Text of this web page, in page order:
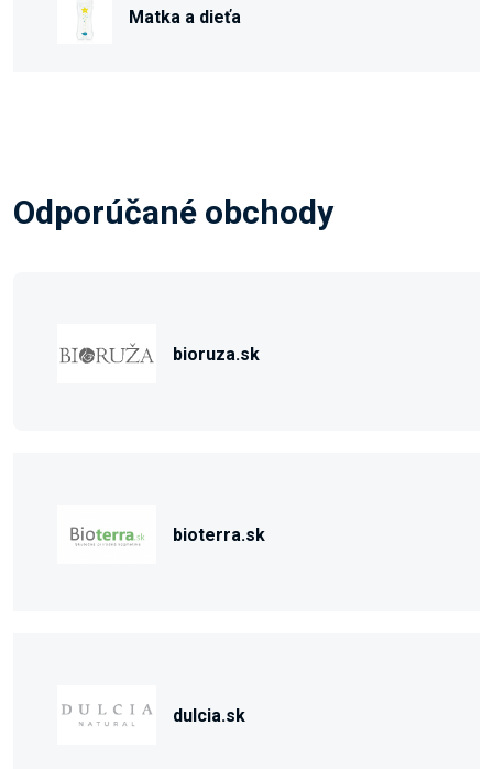
Matka a dieťa
Odporúčané obchody
bioruza.sk
bioterra.sk
dulcia.sk